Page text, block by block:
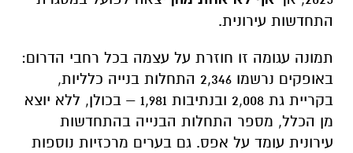
עירונית עומד על אפס. גם בערים מרכזיות נוספות
כמו אשקלון, אילת ודימונה הבנייה מבוססת לחלוטין
על קרקעות פנויות, ללא חידוש של המבנים
הישנים.